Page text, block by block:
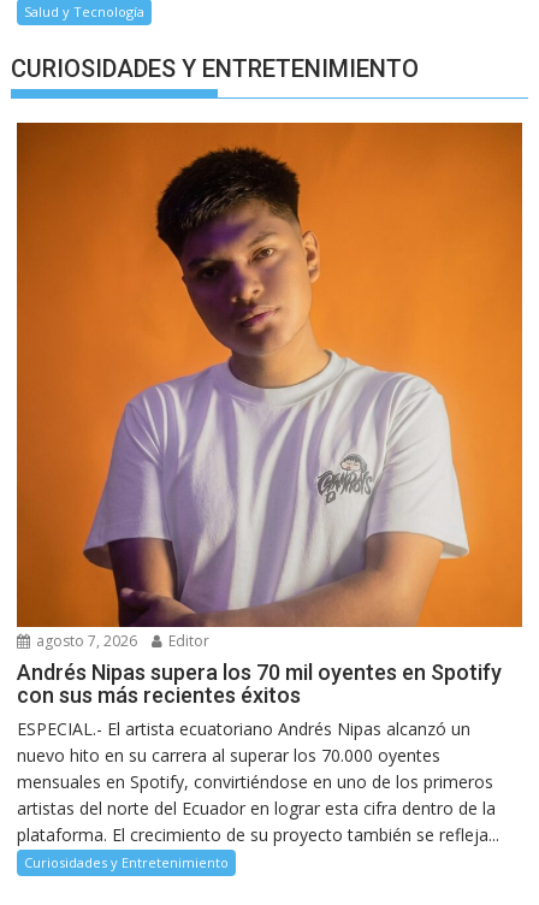
Salud y Tecnología
CURIOSIDADES Y ENTRETENIMIENTO
agosto 7, 2026 Editor
Andrés Nipas supera los 70 mil oyentes en Spotify
con sus más recientes éxitos
ESPECIAL.- El artista ecuatoriano Andrés Nipas alcanzó un
nuevo hito en su carrera al superar los 70.000 oyentes
mensuales en Spotify, convirtiéndose en uno de los primeros
artistas del norte del Ecuador en lograr esta cifra dentro de la
plataforma. El crecimiento de su proyecto también se refleja...
Curiosidades y Entretenimiento